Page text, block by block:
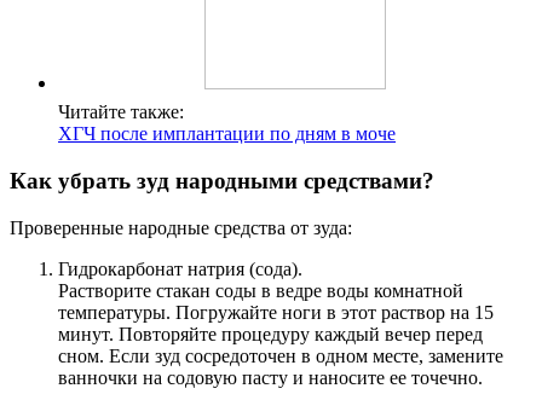
Читайте также:
ХГЧ после имплантации по дням в моче
Как убрать зуд народными средствами?
Проверенные народные средства от зуда:
Гидрокарбонат натрия (сода).
Растворите стакан соды в ведре воды комнатной
температуры. Погружайте ноги в этот раствор на 15
минут. Повторяйте процедуру каждый вечер перед
сном. Если зуд сосредоточен в одном месте, замените
ванночки на содовую пасту и наносите ее точечно.